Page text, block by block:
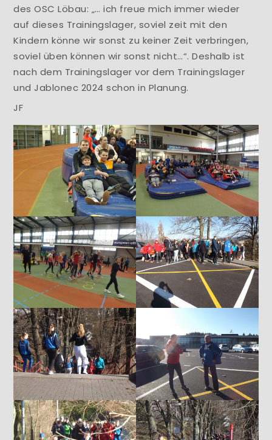
des OSC Löbau: „… ich freue mich immer wieder
auf dieses Trainingslager, soviel zeit mit den
Kindern könne wir sonst zu keiner Zeit verbringen,
soviel üben können wir sonst nicht…“. Deshalb ist
nach dem Trainingslager vor dem Trainingslager
und Jablonec 2024 schon in Planung.
JF